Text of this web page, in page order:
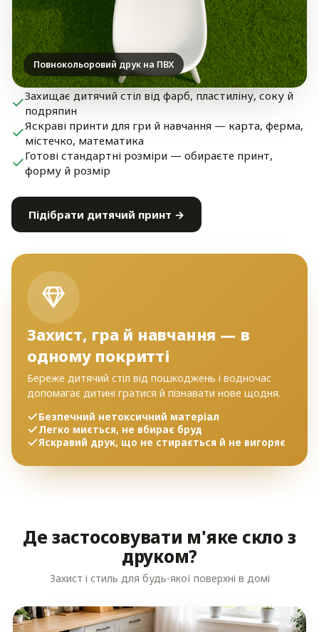
Повнокольоровий друк на ПВХ
Захищає дитячий стіл від фарб, пластиліну, соку й
подряпин
Яскраві принти для гри й навчання — карта, ферма,
містечко, математика
Готові стандартні розміри — обираєте принт,
форму й розмір
Підібрати дитячий принт →
Захист, гра й навчання — в
одному покритті
Береже дитячий стіл від пошкоджень і водночас
допомагає дитині гратися й пізнавати нове щодня.
Безпечний нетоксичний матеріал
Легко миється, не вбирає бруд
Яскравий друк, що не стирається й не вигоряє
Де застосовувати м'яке скло з
друком?
Захист і стиль для будь-якої поверхні в домі